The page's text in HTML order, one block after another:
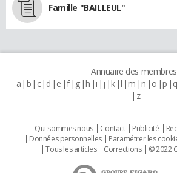
Famille "BAILLEUL"
Annuaire des
a b c d e f g h i j k l m n o p q
z
Qui sommes nous Contact Publicité
Données personnelles
Paramétrer les
Tous les articles
Corrections © 2022